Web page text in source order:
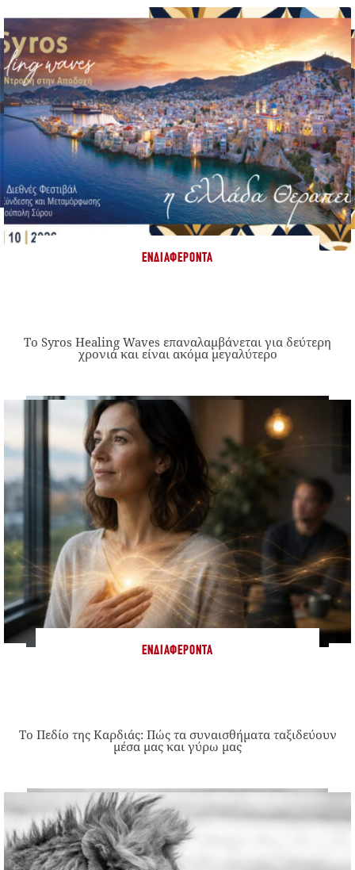
ΕΝΔΙΑΦΈΡΟΝΤΑ
Το Syros Healing Waves επαναλαμβάνεται για δεύτερη
χρονιά και είναι ακόμα μεγαλύτερο
ΕΝΔΙΑΦΈΡΟΝΤΑ
Το Πεδίο της Καρδιάς: Πώς τα συναισθήματα ταξιδεύουν
μέσα μας και γύρω μας